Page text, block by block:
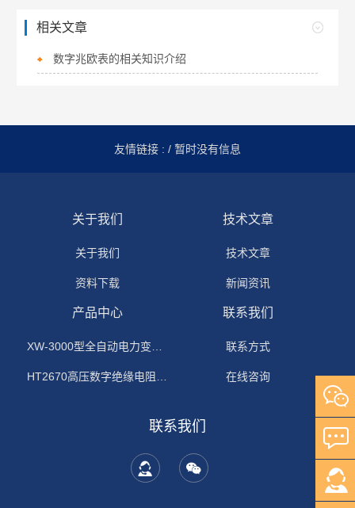
相关文章
数字兆欧表的相关知识介绍
友情链接 : / 暂时没有信息
关于我们
关于我们
资料下载
技术文章
技术文章
新闻资讯
产品中心 联系我们
联系方式
在线咨询
联系我们